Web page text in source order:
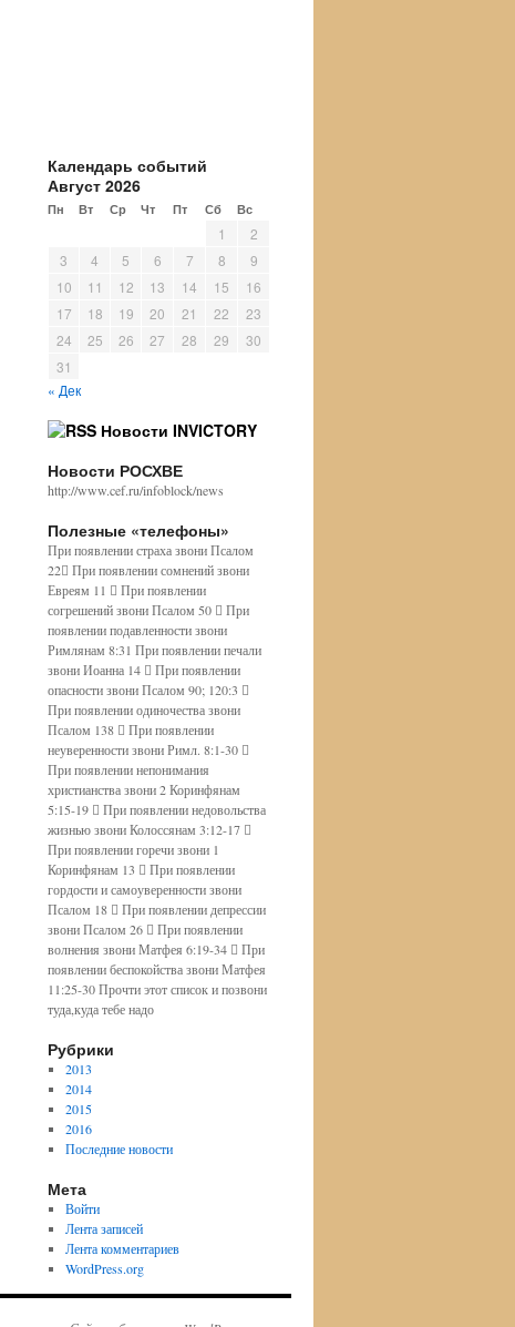
Календарь событий
Август 2026
Пн Вт Ср Чт Пт Сб Вс
1
2
3
4 5 6 7 8
9
10
11 12 13 14 15
16
17
18 19 20 21 22
23
24
25 26 27 28 29
30
31
« Дек
Новости INVICTORY
Новости РОСХВЕ
http://www.cef.ru/infoblock/news
Полезные «телефоны»
При появлении страха звони Псалом
22 При появлении сомнений звони
Евреям 11  При появлении
согрешений звони Псалом 50  При
появлении подавленности звони
Римлянам 8:31 При появлении печали
звони Иоанна 14  При появлении
опасности звони Псалом 90; 120:3 
При появлении одиночества звони
Псалом 138  При появлении
неуверенности звони Римл. 8:1-30 
При появлении непонимания
христианства звони 2 Коринфянам
5:15-19  При появлении недовольства
жизнью звони Колоссянам 3:12-17 
При появлении горечи звони 1
Коринфянам 13  При появлении
гордости и самоуверенности звони
Псалом 18  При появлении депрессии
звони Псалом 26  При появлении
волнения звони Матфея 6:19-34  При
появлении беспокойства звони Матфея
11:25-30 Прочти этот список и позвони
туда,куда тебе надо
Рубрики
2013
2014
2015
2016
Последние новости
Мета
Войти
Лента записей
Лента комментариев
WordPress.org